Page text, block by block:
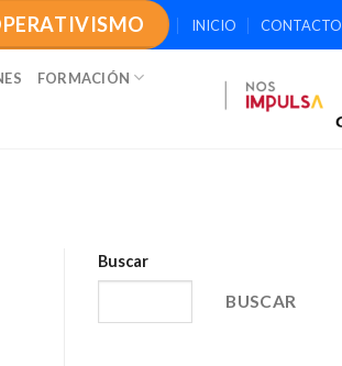
INICIO CONTACTO
FORMACIÓN
Buscar
BUSCAR